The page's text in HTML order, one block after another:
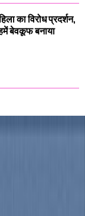
का विरोध प्रदर्शन,
बेवकूफ बनाया